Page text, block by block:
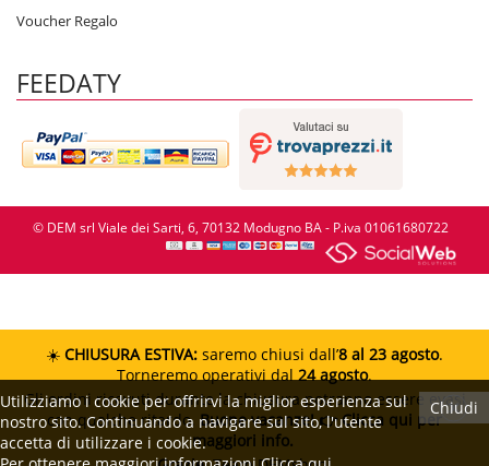
Voucher Regalo
FEEDATY
© DEM srl Viale dei Sarti, 6, 70132 Modugno BA - P.iva 01061680722
Chiudi
Utilizziamo i cookie per offrirvi la miglior esperienza sul
nostro sito. Continuando a navigare sul sito, l'utente
accetta di utilizzare i cookie.
☀️ CHIUSURA ESTIVA: saremo chiusi dall’8 al 23 agosto.
Torneremo operativi dal24 agosto.
Gli ordini ricevuti durante la chiusura potranno essere evasi
con qualche ritardo. Buone vacanze!👉 Clicca qui per
maggiori info.